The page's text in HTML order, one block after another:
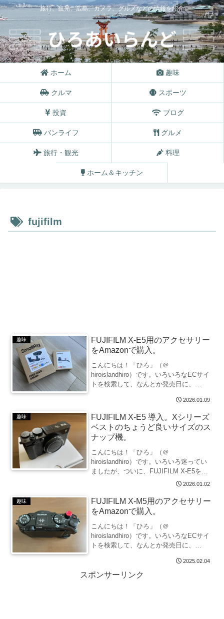
旅行、観光、広島、カメラ、グルメなどの情報を紹介
ホーム 趣味
クルマ スポーツ
投資 ブログ
バンライフ グルメ
旅行・観光 料理
ホーム＆キッチン
fujifilm
趣味
FUJIFILM X-E5用のアクセサリー
をAmazonで購入。
こんにちは！「ひろ」（＠
hiroislandhiro）です。いろいろなECサイ
トを検索して、なんとか発売日に、
メラ注文と並行してX-E5用のアクセサリ
ー類も注文しておいたので、さっそく紹
介した...
2026.01.09
趣味
FUJIFILM X-E5 導入。Xシリーズ
ベストのちょうど良いサイズのス
ナップ機。
こんにちは！「ひろ」（＠
hiroislandhiro）です。いろいろ迷ってい
ましたが、ついに、FUJIFILM X-E5を導
入することにしました。前モデル「X-
のの、その2倍近い価格にびっくりした
り、フ...
2026.01.02
趣味
FUJIFILM X-M5用のアクセサリー
をAmazonで購入。
こんにちは！「ひろ」（＠
hiroislandhiro）です。いろいろなECサイ
トを検索して、なんとか発売日に、
カメラ注文と並行して、あらかじめ注文
しておいたX-M5用のアクセサリー類も、
2025.02.04
スポンサーリンク